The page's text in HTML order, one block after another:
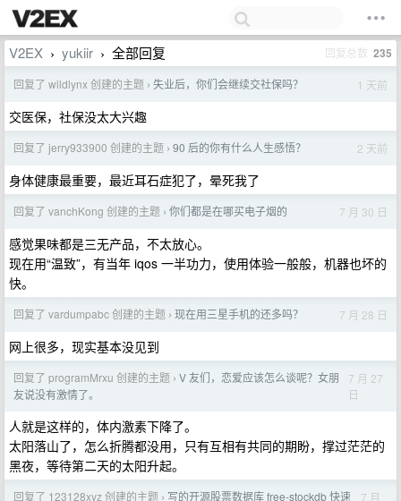
V2EX › yukiir › 全部回复 回复总数 235
回复了 wildlynx 创建的主题 › 失业后，你们会继续交社保吗？ 1 天前
交医保，社保没太大兴趣
回复了 jerry933900 创建的主题 › 90 后的你有什么人生感悟？ 2 天前
身体健康最重要，最近耳石症犯了，晕死我了
回复了 vanchKong 创建的主题 › 你们都是在哪买电子烟的 7 月 30 日
感觉果味都是三无产品，不太放心。
现在用“温致”，有当年 iqos 一半功力，使用体验一般般，机器也坏的
快。
回复了 vardumpabc 创建的主题 › 现在用三星手机的还多吗？ 7 月 28 日
网上很多，现实基本没见到
回复了 programMrxu 创建的主题 › V 友们，恋爱应该怎么谈呢？女朋
友说没有激情了。
7 月 27
日
人就是这样的，体内激素下降了。
太阳落山了，怎么折腾都没用，只有互相有共同的期盼，撑过茫茫的
黑夜，等待第二天的太阳升起。
回复了 123128xyz 创建的主题 › 写的开源股票数据库 free-stockdb 快速
7 月